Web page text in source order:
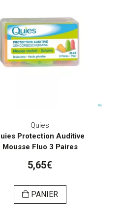
Quies
Protection Auditive
Mousse Fluo 3 Paires
5,65€
PANIER